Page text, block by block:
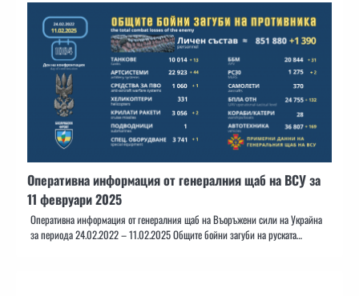
Оперативна информация от генералния щаб на ВСУ за
11 февруари 2025
Оперативна информация от генералния щаб на Въоръжени сили на Украйна
за периода 24.02.2022 – 11.02.2025 Общите бойни загуби на руската…